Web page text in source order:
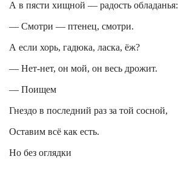
А в пясти хищной — радость обладанья:
— Смотри — птенец, смотри.
А если хорь, гадюка, ласка, ёж?
— Нет-нет, он мой, он весь дрожит.
— Поищем
Гнездо в последний раз за той сосной,
Оставим всё как есть.
Но без оглядки